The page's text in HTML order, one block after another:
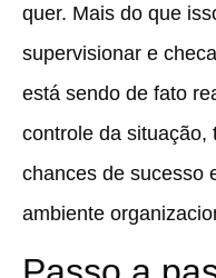
quer. Mais do que
supervisionar e
está sendo de fato
controle da situação,
chances de sucesso
ambiente